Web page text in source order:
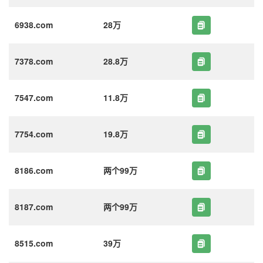
6938.com 28万
7378.com 28.8万
7547.com 11.8万
7754.com 19.8万
8186.com 两个99万
8187.com 两个99万
8515.com 39万